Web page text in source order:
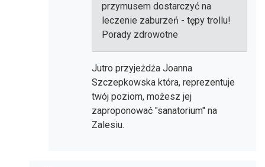
przymusem dostarczyć na
leczenie zaburzeń - tępy trollu!
Porady zdrowotne
Jutro przyjeżdża Joanna
Szczepkowska która, reprezentuje
twój poziom, możesz jej
zaproponować "sanatorium" na
Zalesiu.